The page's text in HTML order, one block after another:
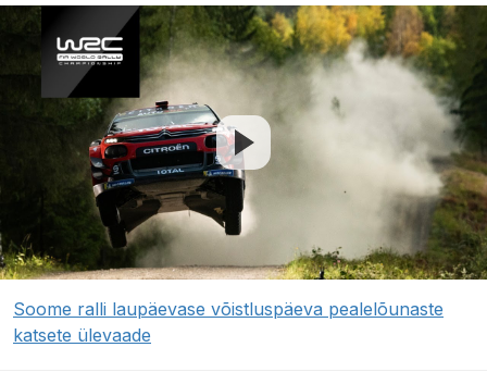
Soome ralli laupäevase võistluspäeva pealelõunaste
katsete ülevaade